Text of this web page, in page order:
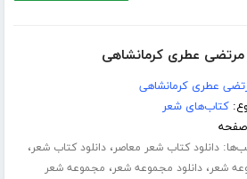
مرتضی عطری کرمانشاهی
عطری کرمانشاهی
کتاب‌های شعر
دانلود کتاب شعر معاصر،دانلود کتاب شعر،
شعر،دانلود مجموعه شعر، مجموعه شعر